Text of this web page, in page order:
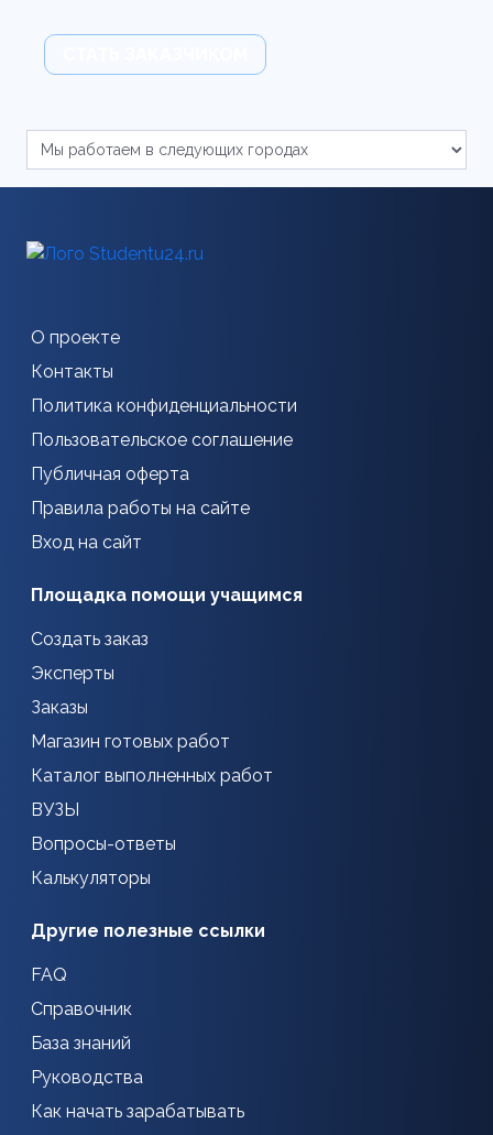
О проекте
Контакты
Политика конфиденциальности
Пользовательское соглашение
Публичная оферта
Правила работы на сайте
Вход на сайт
Площадка помощи учащимся
Создать заказ
Эксперты
Заказы
Магазин готовых работ
Каталог выполненных работ
ВУЗЫ
Вопросы-ответы
Калькуляторы
Другие полезные ссылки
FAQ
Справочник
База знаний
Руководства
Как начать зарабатывать